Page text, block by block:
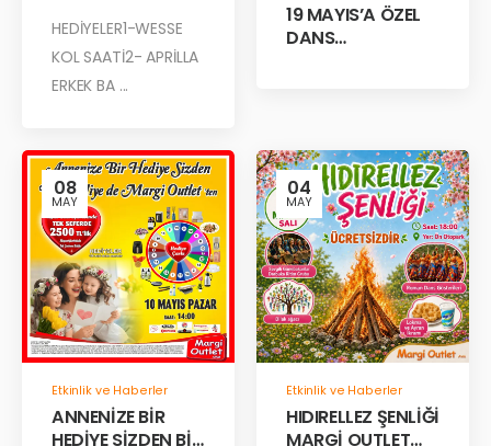
HEDİYELER1-WESSE
KOL SAATİ2- APRİLLA
ERKEK BA ...
19 MAYIS’A ÖZEL
DANS
08
MAY
Etkinlik ve Haberler
ANNENİZE BİR
HEDİYE SİZDEN BİR
04
MAY
Etkinlik ve Haberler
HIDIRELLEZ ŞENLİĞİ
MARGİ OUTLET